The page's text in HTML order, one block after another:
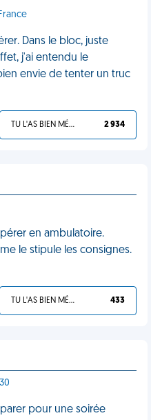
Dans le bloc, juste
j'ai entendu le
envie de tenter un truc
TU L'AS BIEN MÉRITÉ 2 934
en ambulatoire.
le stipule les consignes.
TU L'AS BIEN MÉRITÉ 433
pour une soirée